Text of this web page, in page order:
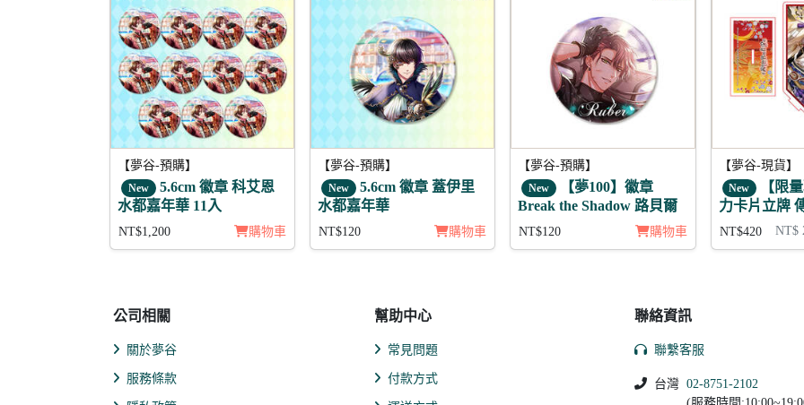
【夢谷-預購】
New 5.6cm 徽章 科艾恩
水都嘉年華 11入
NT$1,200 購物車
【夢谷-預購】
New 5.6cm 徽章 蓋伊里
水都嘉年華
NT$120 購物車
【夢谷-預購】
New 【夢100】徽章
Break the Shadow 路貝爾
NT$120 購物車
【夢谷-現貨】
New
【限
力卡片立牌
春 芥川龍之
NT$420 NT$
公司相關
關於夢谷
服務條款
幫助中心
常見問題
付款方式
聯絡資訊
聯繫客服
台灣 02-8751-2102